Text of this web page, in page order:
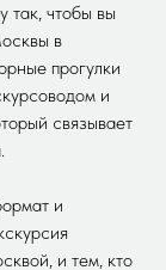
чтобы вы
в
прогулки
и
связывает
и
и тем, кто